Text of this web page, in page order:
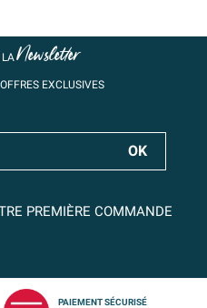
LANewsletter
EXCLUSIVES
PREMIÈRE COMMANDE
PAIEMENT SÉCURISÉ